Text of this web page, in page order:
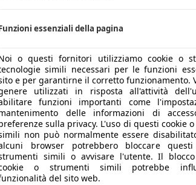
essenziali della pagina
o questi fornitori utilizziamo cookie o
simili necessari per le funzioni
e per garantirne il corretto funzionamento.
utilizzati in risposta all'attività
funzioni importanti come
delle informazioni di
sulla privacy. L'uso di questi cookie
non può normalmente essere
browser potrebbero bloccare
simili o avvisare l'utente. Il
o strumenti simili potrebbe
del sito web.
rimane sì molto veloce (lo 0-100
cose cambiano, e anche di molto.
si alleggerisce e che si scrolla di